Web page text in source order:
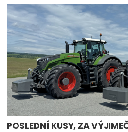
POSLEDNÍ KUSY, ZA